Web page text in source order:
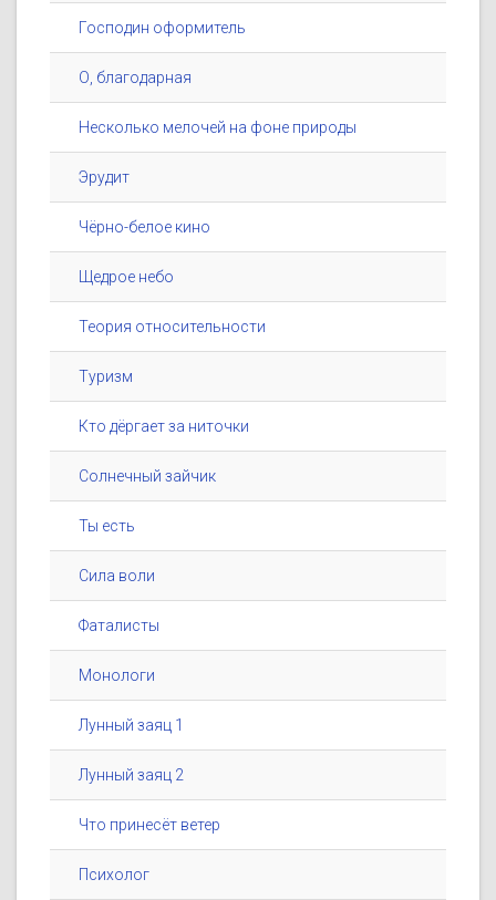
Господин оформитель
О, благодарная
Несколько мелочей на фоне природы
Эрудит
Чёрно-белое кино
Щедрое небо
Теория относительности
Туризм
Кто дёргает за ниточки
Солнечный зайчик
Ты есть
Сила воли
Фаталисты
Монологи
Лунный заяц 1
Лунный заяц 2
Что принесёт ветер
Психолог